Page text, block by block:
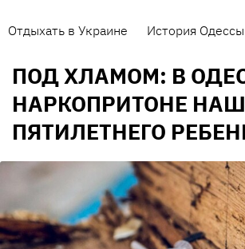
Отдыхать в Украине История Одессы
ПОД ХЛАМОМ: В
НАРКОПРИТОНЕ
ПЯТИЛЕТНЕГО